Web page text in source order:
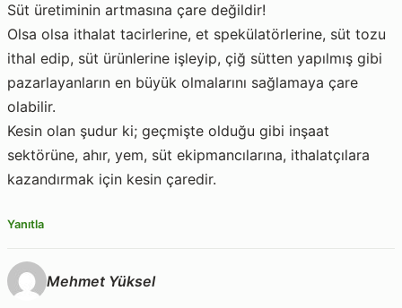
Süt üretiminin artmasına çare değildir!
Olsa olsa ithalat tacirlerine, et spekülatörlerine, süt tozu
ithal edip, süt ürünlerine işleyip, çiğ sütten yapılmış gibi
pazarlayanların en büyük olmalarını sağlamaya çare
olabilir.
Kesin olan şudur ki; geçmişte olduğu gibi inşaat
sektörüne, ahır, yem, süt ekipmancılarına, ithalatçılara
kazandırmak için kesin çaredir.
Yanıtla
Mehmet Yüksel